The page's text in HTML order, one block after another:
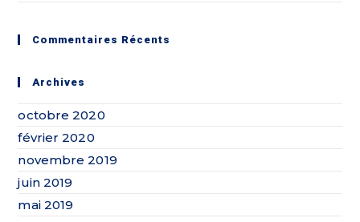
Commentaires Récents
Archives
octobre 2020
février 2020
novembre 2019
juin 2019
mai 2019